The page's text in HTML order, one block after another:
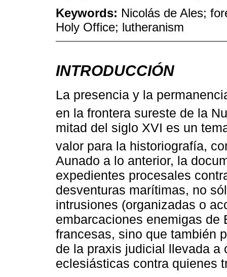
Keywords: Nicolás de Ales;
Holy Office; lutheranism
INTRODUCCIÓN
La presencia y la
en la frontera sureste de la
mitad del siglo XVI es un
valor para la historiografía,
Aunado a lo anterior, la
expedientes procesales
desventuras marítimas, no
intrusiones (organizadas o
embarcaciones enemigas de
francesas, sino que también
de la praxis judicial llevada a
eclesiásticas contra quienes